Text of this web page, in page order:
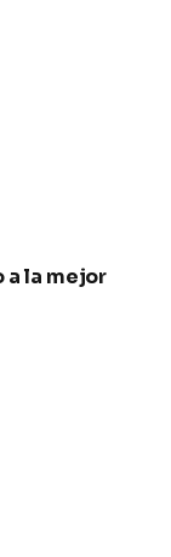
a la mejor